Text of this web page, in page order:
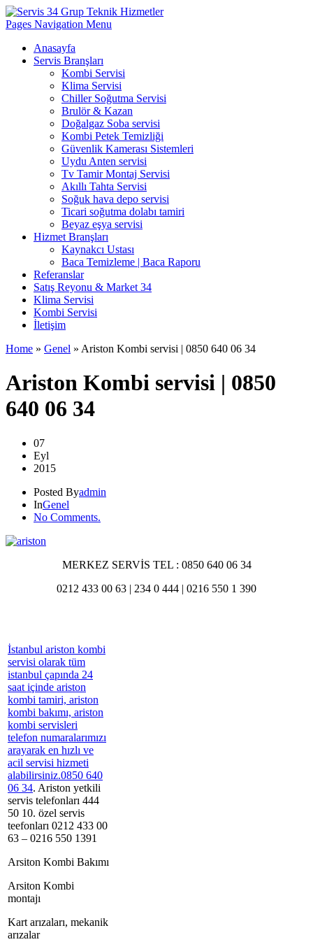
Pages Navigation Menu
Anasayfa
Servis Branşları
Kombi Servisi
Klima Servisi
Chiller Soğutma Servisi
Brulör & Kazan
Doğalgaz Soba servisi
Kombi Petek Temizliği
Güvenlik Kamerası Sistemleri
Uydu Anten servisi
Tv Tamir Montaj Servisi
Akıllı Tahta Servisi
Soğuk hava depo servisi
Ticari soğutma dolabı tamiri
Beyaz eşya servisi
Hizmet Branşları
Kaynakcı Ustası
Baca Temizleme | Baca Raporu
Referanslar
Satış Reyonu & Market 34
Klima Servisi
Kombi Servisi
İletişim
Home » Genel » Ariston Kombi servisi | 0850 640 06 34
Ariston Kombi servisi | 0850
640 06 34
07
Eyl
2015
Posted Byadmin
InGenel
No Comments.
MERKEZ SERVİS TEL : 0850 640 06 34
0212 433 00 63 | 234 0 444 | 0216 550 1 390
İstanbul ariston kombi
servisi olarak tüm
istanbul çapında 24
saat içinde ariston
kombi tamiri, ariston
kombi bakımı, ariston
kombi servisleri
telefon numaralarımızı
arayarak en hızlı ve
acil servisi hizmeti
alabilirsiniz.0850 640
06 34. Ariston yetkili
servis telefonları 444
50 10. özel servis
teefonları 0212 433 00
63 – 0216 550 1391
Arsiton Kombi Bakımı
Arsiton Kombi
montajı
Kart arızaları, mekanik
arızalar